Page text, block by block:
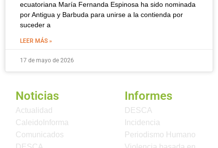
ecuatoriana María ‌Fernanda Espinosa ha sido nominada
por Antigua y Barbuda para unirse a la contienda por
suceder a
LEER MÁS »
17 de mayo de 2026
Noticias
Actualidad
CaleidoInforma
Comunicados
Informes
DESCA
Incidencia
Periodismo Humano